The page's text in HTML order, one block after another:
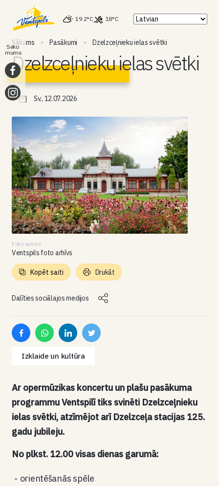
19.2°C 18°C
Sākums Pasākumi Dzelzceļnieku ielas svētki
Dzelzceļnieku ielas svētki
Sv., 12.07.2026
Foto autors
Ventspils foto arhīvs
Dalīties sociālajos medijos
Kopēt saiti Drukāt
Izklaide un kultūra
Ar opermūzikas koncertu un plašu pasākuma
programmu Ventspilī tiks svinēti Dzelzceļnieku
ielas svētki, atzīmējot arī Dzelzceļa stacijas 125.
gadu jubileju.
No plkst. 12.00 visas dienas garumā:
orientēšanās spēle
Seko
mums